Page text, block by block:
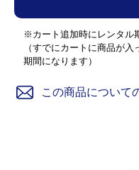
※カート追加時にレンタル
（すでにカートに商品が
期間になります）
この商品について